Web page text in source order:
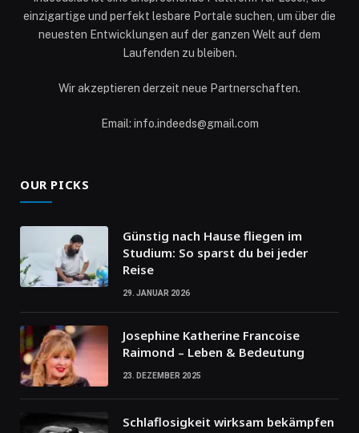
einzigartige und perfekt lesbare Portale suchen, um über die
neuesten Entwicklungen auf der ganzen Welt auf dem
Laufenden zu bleiben.
Wir akzeptieren derzeit neue Partnerschaften.
Email: info.indeeds@gmail.com
OUR PICKS
Günstig nach Hause fliegen im
Studium: So sparst du bei jeder
Reise
29. JANUAR 2026
Josephine Katherine Francoise
Raimond – Leben & Bedeutung
23. DEZEMBER 2025
Schlaflosigkeit wirksam bekämpfen